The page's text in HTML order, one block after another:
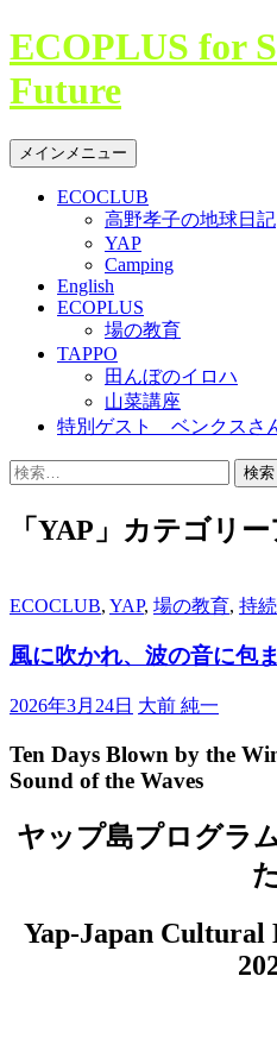
コ
ン
テ
ン
ツ
へ
ECOPLUS for
Future
検
索
メインメニュー
ECOCLUB
高野孝子の地球日記
YAP
Camping
English
ECOPLUS
場の教育
TAPPO
田んぼのイロハ
山菜講座
特別ゲスト ベンクスさ
検
「YAP」カテゴリ
ECOCLUB, YAP, 場の教育, 持
風に吹かれ、波の音に包
2026年3月24日 大前 純一
Ten Days Blown by the
Sound of the Waves
ヤップ島プログラ
た
Yap-Japan Cultural